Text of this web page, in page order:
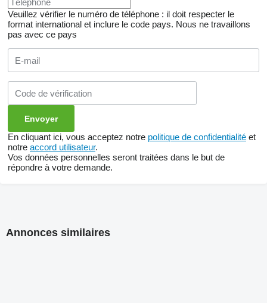
Veuillez vérifier le numéro de téléphone : il doit respecter le
format international et inclure le code pays. Nous ne travaillons
pas avec ce pays
En cliquant ici, vous acceptez notre politique de confidentialité et
notre accord utilisateur.
Vos données personnelles seront traitées dans le but de
répondre à votre demande.
Annonces similaires